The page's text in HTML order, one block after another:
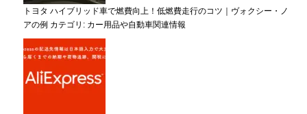
トヨタ ハイブリッド車で燃費向上！低燃費走行のコツ｜ヴォクシー・ノ
アの例 カテゴリ: カー用品や自動車関連情報